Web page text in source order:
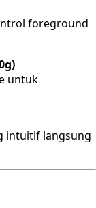
foreground
untuk
intuitif langsung